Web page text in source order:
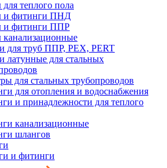
теплого пола
и фитинги ПНД
и фитинги ППР
канализационные
для труб ППР, PEX, PERT
латунные для стальных
для стальных трубопроводов
для отопления и водоснабжения
и принадлежности для теплого
канализационные
шлангов
и фитинги